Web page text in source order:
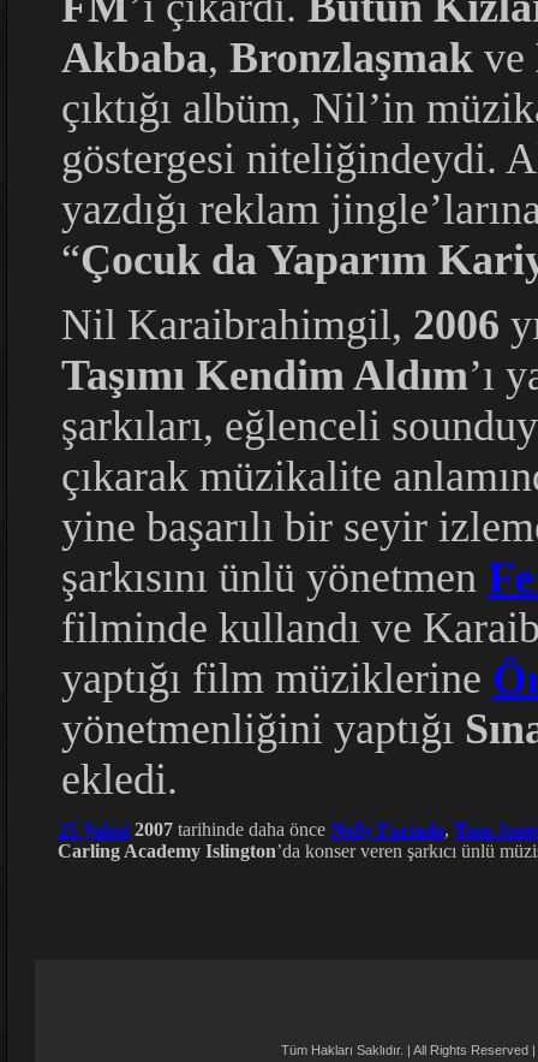
Akbaba, Bronzlaşmak ve
çıktığı albüm, Nil’in
göstergesi niteliğindeydi.
yazdığı reklam
“Çocuk da Yaparım
Nil Karaibrahimgil, 2006
Taşımı Kendim Aldım’ı
şarkıları, eğlenceli
çıkarak müzikalite
yine başarılı bir seyir
şarkısını ünlü yönetmen
filminde kullandı ve
yaptığı film müziklerine
yönetmenliğini yaptığı
ekledi.
25 Şubat 2007 tarihinde daha önce Nelly Furtado, Tom
Carling Academy Islington’da konser veren şarkıcı ünlü
Tüm Hakları Saklıdır. | All Rights